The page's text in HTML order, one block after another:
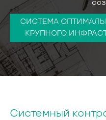
СИСТЕМА
КРУПНОГО
Системный